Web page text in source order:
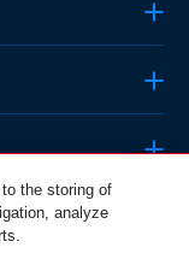
the storing of
analyze